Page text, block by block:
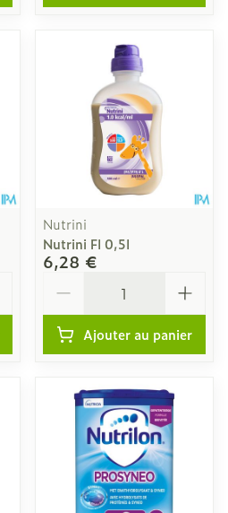
Nutrini
Nutrini Fl 0,5l
6,28 €
Ajouter au panier